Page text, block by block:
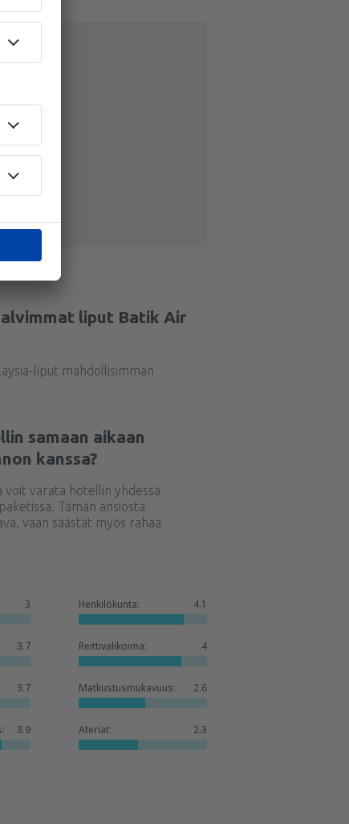
liput Batik Air
liput mahdollisimman
samaan aikaan
kanssa?
voit varata hotellin yhdessä
Tämän ansiosta
vaan säästät myös rahaa
3 Henkilökunta: 4.1
3.7 Reittivalikoima: 4
3.7 Matkustusmukavuus: 2.6
3.9 Ateriat: 2.3